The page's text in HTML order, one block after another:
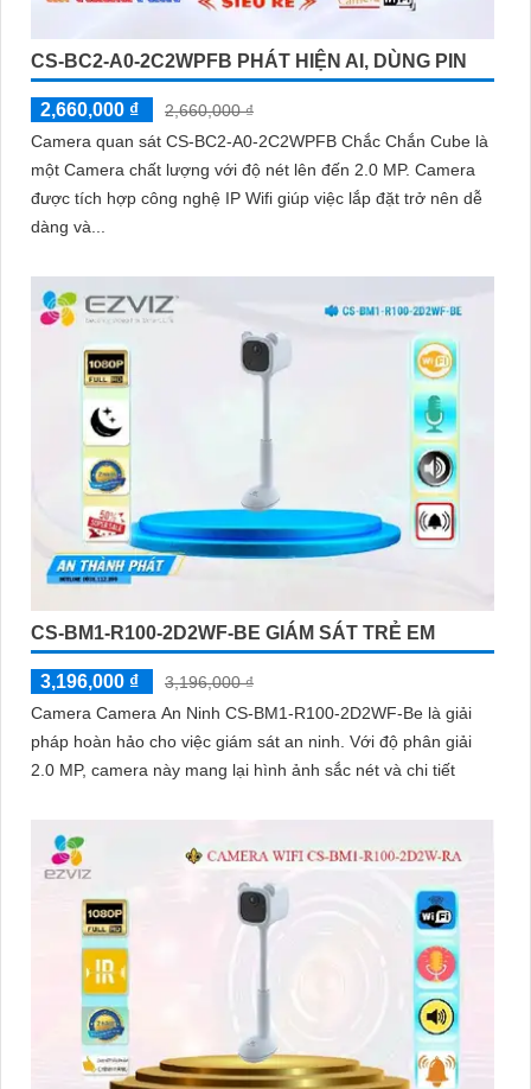
CS-BC2-A0-2C2WPFB PHÁT HIỆN AI, DÙNG PIN
2,660,000 ₫
2,660,000 ₫
Camera quan sát CS-BC2-A0-2C2WPFB Chắc Chắn Cube là
một Camera chất lượng với độ nét lên đến 2.0 MP. Camera
được tích hợp công nghệ IP Wifi giúp việc lắp đặt trở nên dễ
dàng và...
CS-BM1-R100-2D2WF-BE GIÁM SÁT TRẺ EM
3,196,000 ₫
3,196,000 ₫
Camera Camera An Ninh CS-BM1-R100-2D2WF-Be là giải
pháp hoàn hảo cho việc giám sát an ninh. Với độ phân giải
2.0 MP, camera này mang lại hình ảnh sắc nét và chi tiết